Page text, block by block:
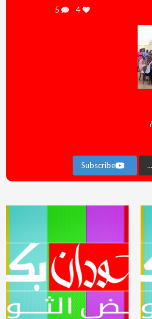
4
5
Subscribe